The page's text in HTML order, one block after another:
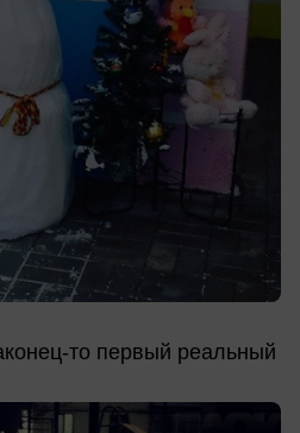
то первый реальный